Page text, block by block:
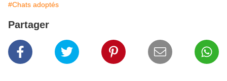
#Chats adoptés
Partager